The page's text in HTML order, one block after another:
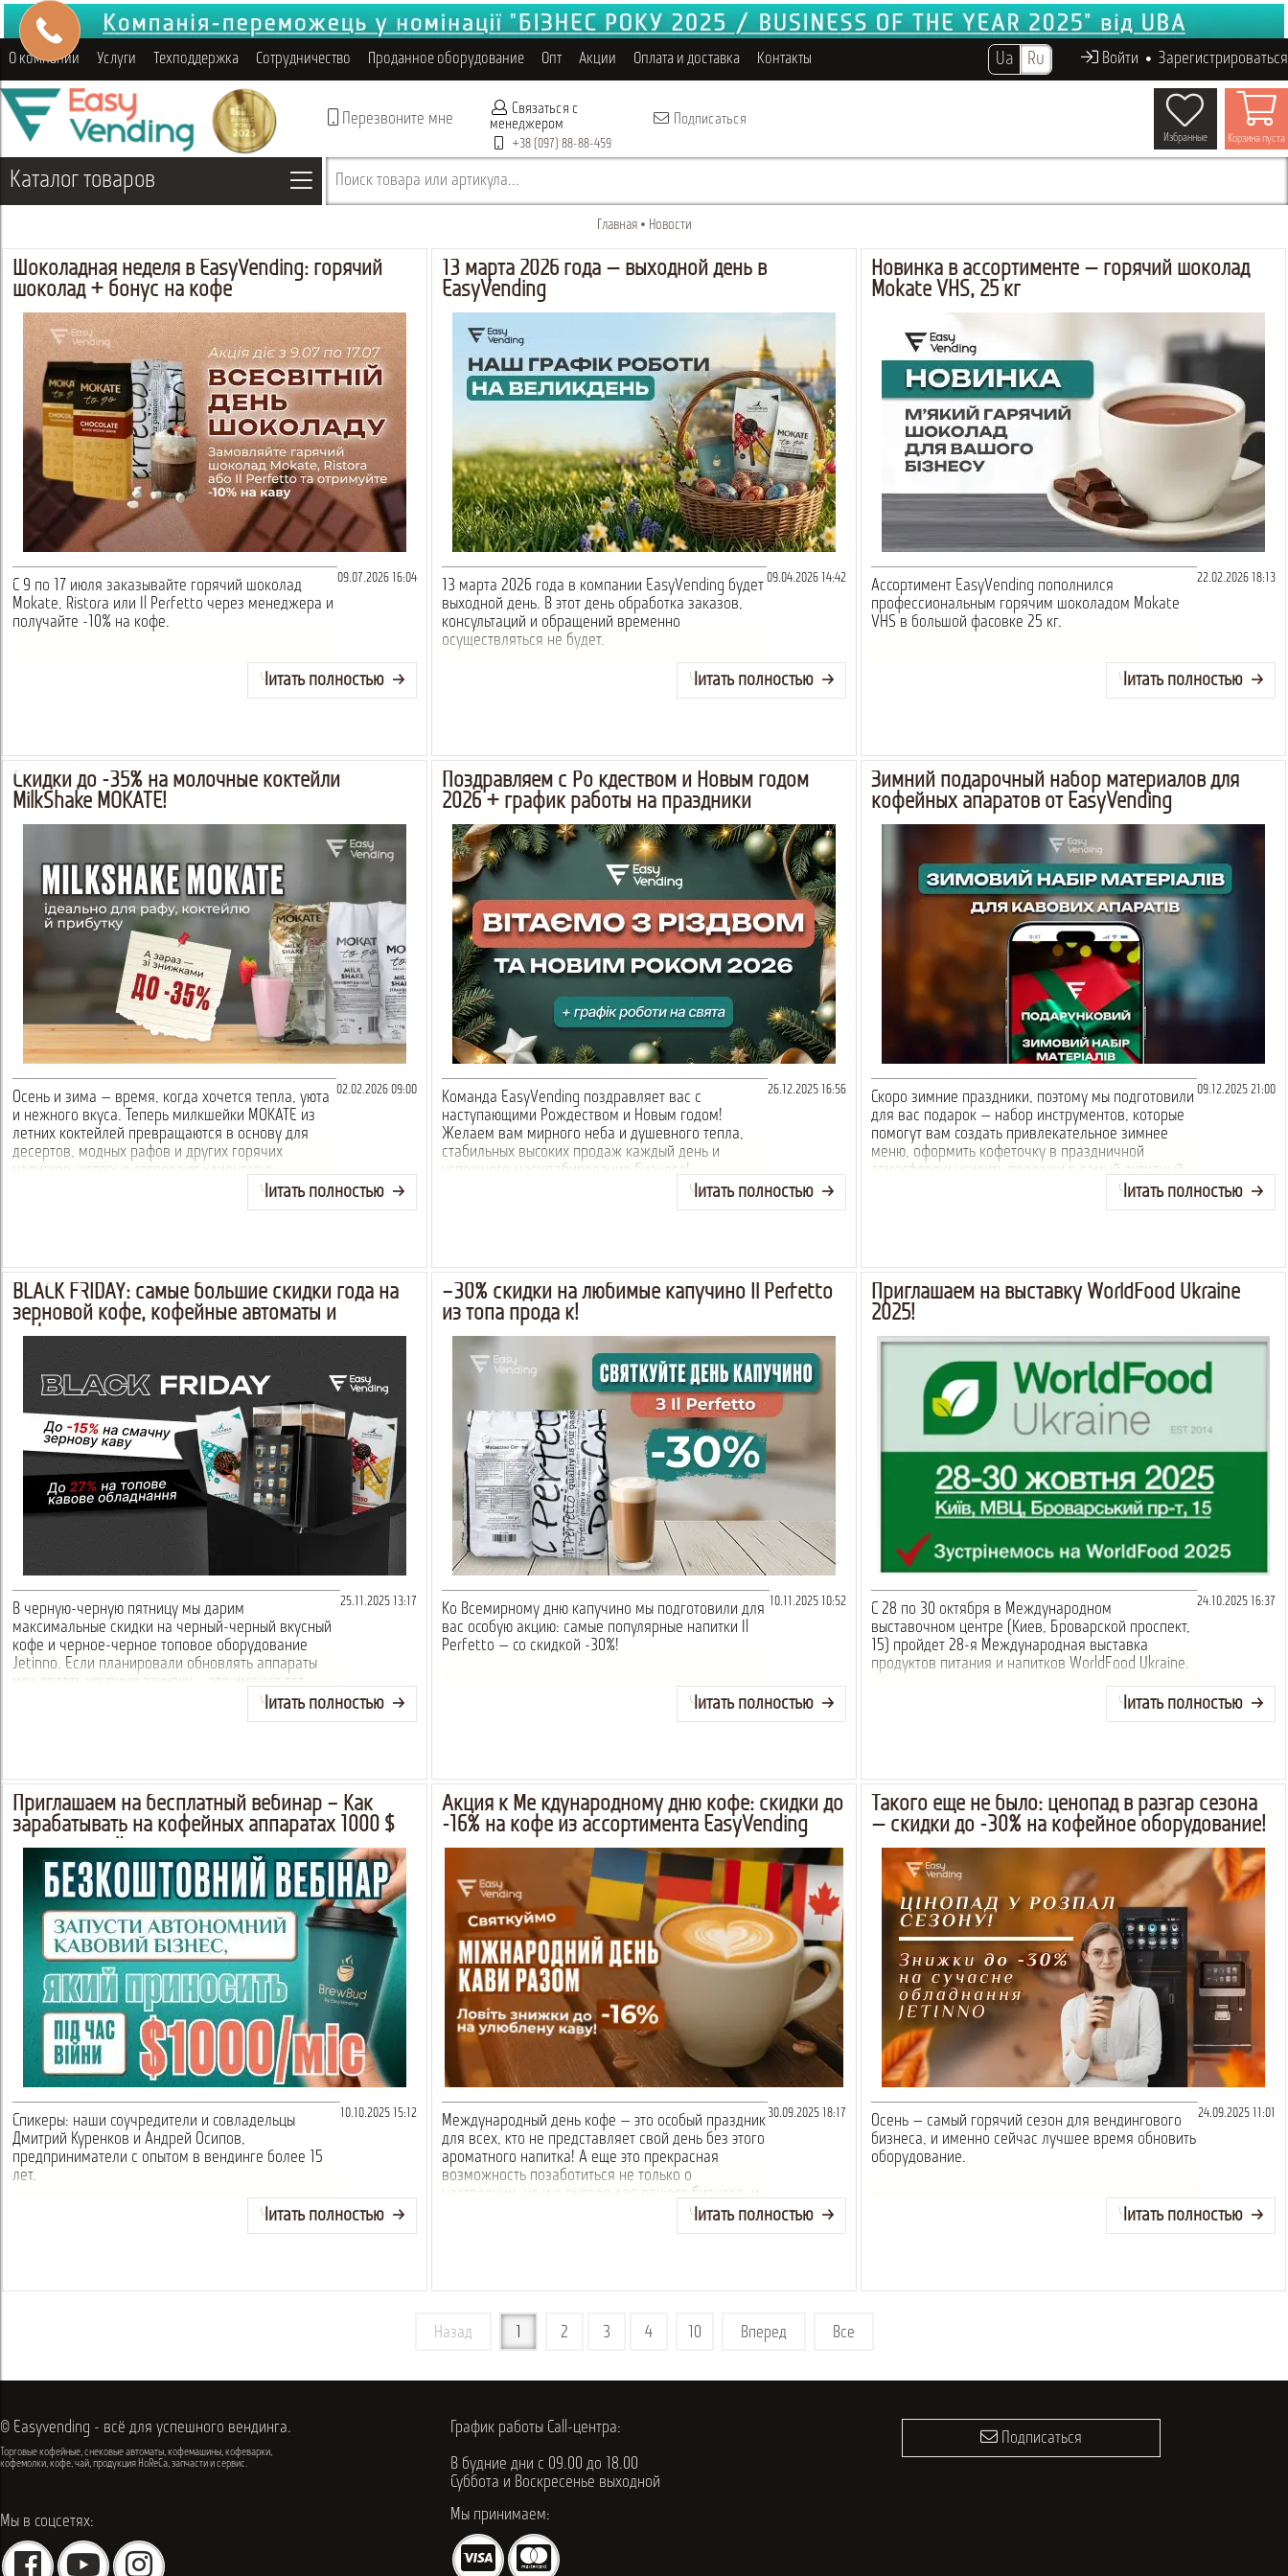
Войти Зарегистрироваться
Ua Ru
О компании Услуги Техподдержка Сотрудничество Проданное оборудование Опт Акции Оплата и доставка Контакты
Перезвоните мне
Связаться с
менеджером
+38 (097) 88-88-459
Подписаться
Корзина пуста
Избранные
Каталог товаров Поиск товара или артикула...
Главная Новости
Шоколадная неделя в EasyVending: горячий
шоколад + бонус на кофе
09.07.2026 16:04
С 9 по 17 июля заказывайте горячий шоколад
Mokate, Ristora или Il Perfetto через менеджера и
получайте -10% на кофе.
Читать полностью
13 марта 2026 года — выходной день в
EasyVending
09.04.2026 14:42
13 марта 2026 года в компании EasyVending будет
выходной день. В этот день обработка заказов,
консультаций и обращений временно
осуществляться не будет.
Читать полностью
Новинка в ассортименте — горячий шоколад
Mokate VHS, 25 кг
22.02.2026 18:13
Ассортимент EasyVending пополнился
профессиональным горячим шоколадом Mokate
VHS в большой фасовке 25 кг.
Читать полностью
Скидки до -35% на молочные коктейли
MilkShake MOKATE!
02.02.2026 09:00
Осень и зима — время, когда хочется тепла, уюта
и нежного вкуса. Теперь милкшейки MOKATE из
летних коктейлей превращаются в основу для
десертов, модных рафов и других горячих
напитков, которые согревают клиентов в
Читать полностью
Поздравляем с Рождеством и Новым годом
2026 + график работы на праздники
26.12.2025 16:56
Команда EasyVending поздравляет вас с
наступающими Рождеством и Новым годом!
Желаем вам мирного неба и душевного тепла,
стабильных высоких продаж каждый день и
успешного масштабирования бизнеса!
Читать полностью
Зимний подарочный набор материалов для
кофейных апаратов от EasyVending
09.12.2025 21:00
Скоро зимние праздники, поэтому мы подготовили
для вас подарок — набор инструментов, которые
помогут вам создать привлекательное зимнее
меню, оформить кофеточку в праздничной
атмосфере и усилить продажи в самый активный
Читать полностью
BLACK FRIDAY: самые большие скидки года на
зерновой кофе, кофейные автоматы и
кофемашины
25.11.2025 13:17
В черную-черную пятницу мы дарим
максимальные скидки на черный-черный вкусный
кофе и черное-черное топовое оборудование
Jetinno. Если планировали обновлять аппараты
или делать крупную закупку — это именно тот
момент, когда Вселенная говорит: «Действ...Читать полностью
–30% скидки на любимые капучино Il Perfetto
из топа продаж!
10.11.2025 10:52
Ко Всемирному дню капучино мы подготовили для
вас особую акцию: самые популярные напитки Il
Perfetto — со скидкой -30%!
Читать полностью
Приглашаем на выставку WorldFood Ukraine
2025!
24.10.2025 16:37
С 28 по 30 октября в Международном
выставочном центре (Киев, Броварской проспект,
15) пройдет 28-я Международная выставка
продуктов питания и напитков WorldFood Ukraine.
Читать полностью
Приглашаем на бесплатный вебинар – Как
зарабатывать на кофейных аппаратах 1000 $
во время войны
10.10.2025 15:12
Спикеры: наши соучредители и совладельцы
Дмитрий Куренков и Андрей Осипов,
предприниматели с опытом в вендинге более 15
лет.
Читать полностью
Акция к Международному дню кофе: скидки до
-16% на кофе из ассортимента EasyVending
30.09.2025 18:17
Международный день кофе — это особый праздник
для всех, кто не представляет свой день без этого
ароматного напитка! А еще это прекрасная
возможность позаботиться не только о
настроении, но и о выгоде для вашего бизнеса, и
Читать полностью
Такого еще не было: ценопад в разгар сезона
— скидки до -30% на кофейное оборудование!
24.09.2025 11:01
Осень — самый горячий сезон для вендингового
бизнеса, и именно сейчас лучшее время обновить
оборудование.
Читать полностью
Назад 1 2 3 4 10 Вперед Все
© Easyvending - всё для успешного вендинга.
Торговые кофейные, снековые автоматы, кофемашины, кофеварки,
кофемолки, кофе, чай, продукция HoReCa, запчасти и сервис.
Мы в соцсетях:
График работы Call-центра:
В будние дни с 09.00 до 18.00
Суббота и Воскресенье выходной
Мы принимаем:
Подписаться